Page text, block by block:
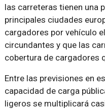
las carreteras tienen una
principales ciudades
cargadores por vehículo
circundantes y que las
cobertura de cargadores
Entre las previsiones en
capacidad de carga
ligeros se multiplicará